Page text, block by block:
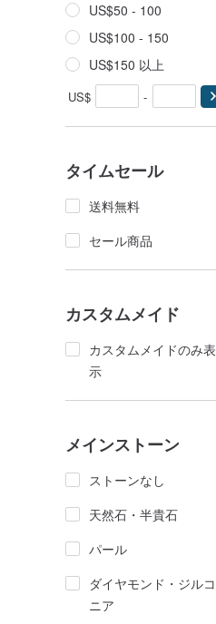
US$50 - 100
US$100 - 150
US$150 以上
US$ -
タイムセール
送料無料
セール商品
カスタムメイド
カスタムメイドのみ表
示
メインストーン
ストーンなし
天然石・半貴石
パール
ダイヤモンド・ジルコ
ニア